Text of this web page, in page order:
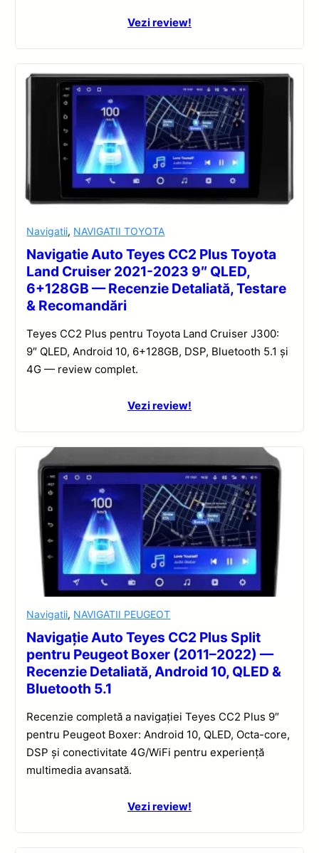
Vezi review!
Navigatii, NAVIGATII TOYOTA
Navigatie Auto Teyes CC2 Plus Toyota
Land Cruiser 2021-2023 9″ QLED,
6+128GB — Recenzie Detaliată, Testare
& Recomandări
Teyes CC2 Plus pentru Toyota Land Cruiser J300:
9″ QLED, Android 10, 6+128GB, DSP, Bluetooth 5.1 și
4G — review complet.
Vezi review!
Navigatii, NAVIGATII PEUGEOT
Navigație Auto Teyes CC2 Plus Split
pentru Peugeot Boxer (2011–2022) —
Recenzie Detaliată, Android 10, QLED &
Bluetooth 5.1
Recenzie completă a navigației Teyes CC2 Plus 9″
pentru Peugeot Boxer: Android 10, QLED, Octa-core,
DSP și conectivitate 4G/WiFi pentru experiență
multimedia avansată.
Vezi review!